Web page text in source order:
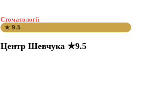
Стоматології
★ 9.5
Центр Шевчука ★9.5